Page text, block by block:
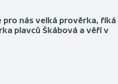
pro nás velká prověrka, říká
plavců Škábová a věří v